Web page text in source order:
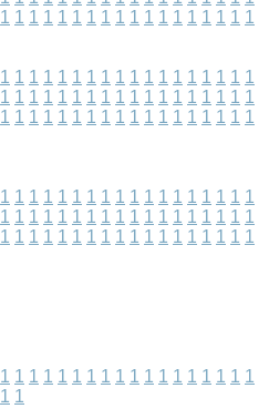
1 1 1 1 1 1 1 1 1 1 1 1 1 1 1 1 1 1
1 1 1 1 1 1 1 1 1 1 1 1 1 1 1 1 1 1
1 1 1 1 1 1 1 1 1 1 1 1 1 1 1 1 1 1
1 1 1 1 1 1 1 1 1 1 1 1 1 1 1 1 1 1
1 1 1 1 1 1 1 1 1 1 1 1 1 1 1 1 1 1
1 1 1 1 1 1 1 1 1 1 1 1 1 1 1 1 1 1
1 1 1 1 1 1 1 1 1 1 1 1 1 1 1 1 1 1
1 1 1 1 1 1 1 1 1 1 1 1 1 1 1 1 1 1
1 1